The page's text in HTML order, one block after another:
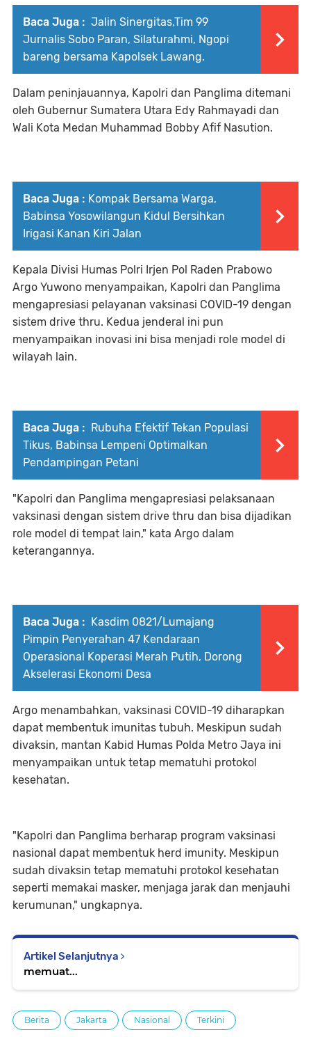
Baca Juga : Jalin Sinergitas,Tim 99
Jurnalis Sobo Paran, Silaturahmi, Ngopi
bareng bersama Kapolsek Lawang.
Dalam peninjauannya, Kapolri dan Panglima ditemani
oleh Gubernur Sumatera Utara Edy Rahmayadi dan
Wali Kota Medan Muhammad Bobby Afif Nasution.
Baca Juga : Kompak Bersama Warga,
Babinsa Yosowilangun Kidul Bersihkan
Irigasi Kanan Kiri Jalan
Kepala Divisi Humas Polri Irjen Pol Raden Prabowo
Argo Yuwono menyampaikan, Kapolri dan Panglima
mengapresiasi pelayanan vaksinasi COVID-19 dengan
sistem drive thru. Kedua jenderal ini pun
menyampaikan inovasi ini bisa menjadi role model di
wilayah lain.
Baca Juga : Rubuha Efektif Tekan Populasi
Tikus, Babinsa Lempeni Optimalkan
Pendampingan Petani
"Kapolri dan Panglima mengapresiasi pelaksanaan
vaksinasi dengan sistem drive thru dan bisa dijadikan
role model di tempat lain," kata Argo dalam
keterangannya.
Baca Juga : Kasdim 0821/Lumajang
Pimpin Penyerahan 47 Kendaraan
Operasional Koperasi Merah Putih, Dorong
Akselerasi Ekonomi Desa
Argo menambahkan, vaksinasi COVID-19 diharapkan
dapat membentuk imunitas tubuh. Meskipun sudah
divaksin, mantan Kabid Humas Polda Metro Jaya ini
menyampaikan untuk tetap mematuhi protokol
kesehatan.
"Kapolri dan Panglima berharap program vaksinasi
nasional dapat membentuk herd imunity. Meskipun
sudah divaksin tetap mematuhi protokol kesehatan
seperti memakai masker, menjaga jarak dan menjauhi
kerumunan," ungkapnya.
Artikel Selanjutnya
memuat...
Berita Jakarta Nasional Terkini